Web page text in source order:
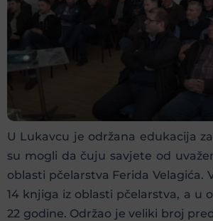
U Lukavcu je održana edukacija
su mogli da čuju savjete od
oblasti pčelarstva Ferida Velagića.
14 knjiga iz oblasti pčelarstva, a u
22 godine. Održao je veliki broj